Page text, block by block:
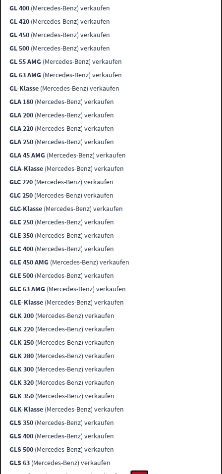
GL 400 (Mercedes-Benz) verkaufen
GL 420 (Mercedes-Benz) verkaufen
GL 450 (Mercedes-Benz) verkaufen
GL 500 (Mercedes-Benz) verkaufen
GL 55 AMG (Mercedes-Benz) verkaufen
GL 63 AMG (Mercedes-Benz) verkaufen
GL-Klasse (Mercedes-Benz) verkaufen
GLA 180 (Mercedes-Benz) verkaufen
GLA 200 (Mercedes-Benz) verkaufen
GLA 220 (Mercedes-Benz) verkaufen
GLA 250 (Mercedes-Benz) verkaufen
GLA 45 AMG (Mercedes-Benz) verkaufen
GLA-Klasse (Mercedes-Benz) verkaufen
GLC 220 (Mercedes-Benz) verkaufen
GLC 250 (Mercedes-Benz) verkaufen
GLC-Klasse (Mercedes-Benz) verkaufen
GLE 250 (Mercedes-Benz) verkaufen
GLE 350 (Mercedes-Benz) verkaufen
GLE 400 (Mercedes-Benz) verkaufen
GLE 450 AMG (Mercedes-Benz) verkaufen
GLE 500 (Mercedes-Benz) verkaufen
GLE 63 AMG (Mercedes-Benz) verkaufen
GLE-Klasse (Mercedes-Benz) verkaufen
GLK 200 (Mercedes-Benz) verkaufen
GLK 220 (Mercedes-Benz) verkaufen
GLK 250 (Mercedes-Benz) verkaufen
GLK 280 (Mercedes-Benz) verkaufen
GLK 300 (Mercedes-Benz) verkaufen
GLK 320 (Mercedes-Benz) verkaufen
GLK 350 (Mercedes-Benz) verkaufen
GLK-Klasse (Mercedes-Benz) verkaufen
GLS 350 (Mercedes-Benz) verkaufen
GLS 400 (Mercedes-Benz) verkaufen
GLS 500 (Mercedes-Benz) verkaufen
GLS 63 (Mercedes-Benz) verkaufen